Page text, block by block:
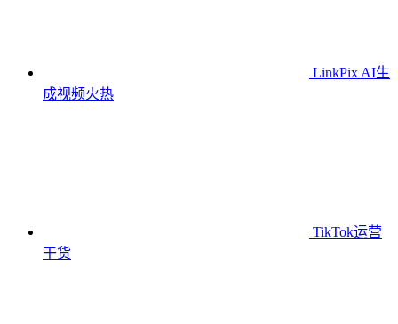
LinkPix AI生
成视频火热
TikTok运营
干货